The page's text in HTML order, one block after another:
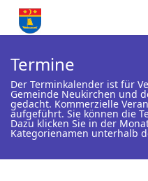
Termine
Der Terminkalender ist für
Gemeinde Neukirchen und
gedacht. Kommerzielle
aufgeführt. Sie können die
Dazu klicken Sie in der
Kategorienamen unterhalb